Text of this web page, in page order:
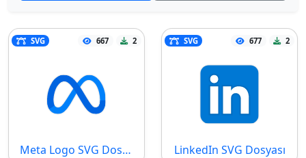
SVG 667 2
Meta Logo SVG Dosyası
SVG 677 2
LinkedIn SVG Dosyası